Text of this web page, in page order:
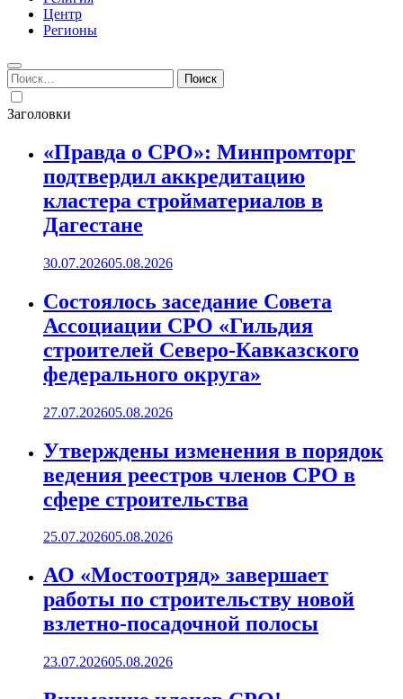
Центр
Регионы
Найти:
Заголовки
«Правда о СРО»: Минпромторг
подтвердил аккредитацию
кластера стройматериалов в
Дагестане
30.07.202605.08.2026
Состоялось заседание Совета
Ассоциации СРО «Гильдия
строителей Северо-Кавказского
федерального округа»
27.07.202605.08.2026
Утверждены изменения в порядок
ведения реестров членов СРО в
сфере строительства
25.07.202605.08.2026
АО «Мостоотряд» завершает
работы по строительству новой
взлетно-посадочной полосы
23.07.202605.08.2026